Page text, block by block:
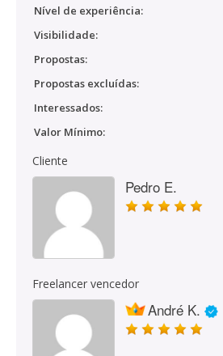
Nível de experiência:
Visibilidade:
Propostas:
Propostas excluídas:
Interessados:
Valor Mínimo:
Cliente
Pedro E.
Freelancer vencedor
André K.